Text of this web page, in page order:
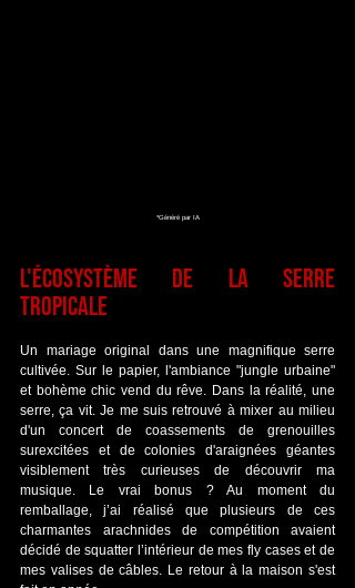
*Généré par IA
L'écosystème de la serre
tropicale
Un mariage original dans une magnifique serre
cultivée. Sur le papier, l'ambiance "jungle urbaine"
et bohème chic vend du rêve. Dans la réalité, une
serre, ça vit. Je me suis retrouvé à mixer au milieu
d'un concert de coassements de grenouilles
surexcitées et de colonies d'araignées géantes
visiblement très curieuses de découvrir ma
musique. Le vrai bonus ? Au moment du
remballage, j’ai réalisé que plusieurs de ces
charmantes arachnides de compétition avaient
décidé de squatter l’intérieur de mes fly cases et de
mes valises de câbles. Le retour à la maison s'est